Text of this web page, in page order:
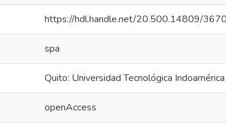
https://hdl.handle.net/20.500.14809/3670
spa
Quito: Universidad Tecnológica Indoamérica
openAccess